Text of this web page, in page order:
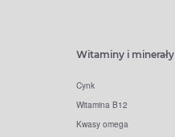
Witaminy i minerały
Cynk
Witamina B12
Kwasy omega